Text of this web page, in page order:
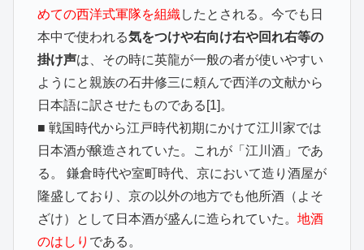
めての西洋式軍隊を組織したとされる。今でも日
本中で使われる気をつけや右向け右や回れ右等の
掛け声は、その時に英龍が一般の者が使いやすい
ようにと親族の石井修三に頼んで西洋の文献から
日本語に訳させたものである[1]。
■ 戦国時代から江戸時代初期にかけて江川家では
日本酒が醸造されていた。これが「江川酒」であ
る。 鎌倉時代や室町時代、京において造り酒屋が
隆盛しており、京の以外の地方でも他所酒（よそ
ざけ）として日本酒が盛んに造られていた。 地酒
のはしり である。